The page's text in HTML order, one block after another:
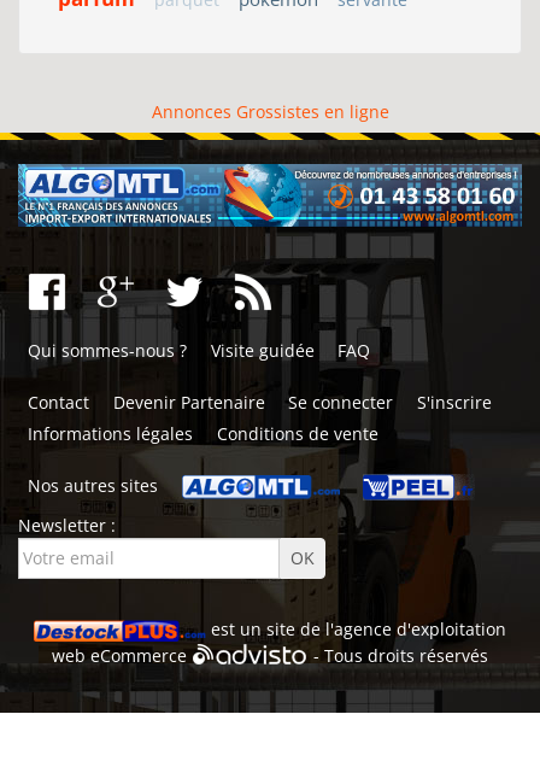
Annonces Grossistes en ligne
Qui sommes-nous ? Visite guidée FAQ
Contact Devenir Partenaire Se connecter
S'inscrire
Informations légales
Conditions de vente
Nos autres sites
Newsletter :
est un site de l'agence d'exploitation
webeCommerce - Tous droits réservés